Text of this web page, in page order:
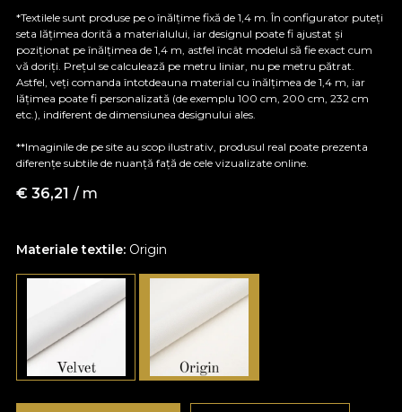
Materiale textile: Origin
*Textilele sunt produse pe o înălțime fixă de 1,4 m. În configurator puteți
seta lățimea dorită a materialului, iar designul poate fi ajustat și
poziționat pe înălțimea de 1,4 m, astfel încât modelul să fie exact cum
vă doriți. Prețul se calculează pe metru liniar, nu pe metru pătrat.
Astfel, veți comanda întotdeauna material cu înălțimea de 1,4 m, iar
lățimea poate fi personalizată (de exemplu 100 cm, 200 cm, 232 cm
etc.), indiferent de dimensiunea designului ales.
**Imaginile de pe site au scop ilustrativ, produsul real poate prezenta
diferențe subtile de nuanță față de cele vizualizate online.
€ 36,21 / m